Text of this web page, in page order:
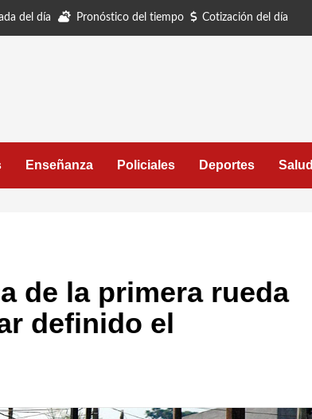
del día Pronóstico del tiempo Cotización del día
Enseñanza Policiales Deportes Salud
de la primera rueda
definido el